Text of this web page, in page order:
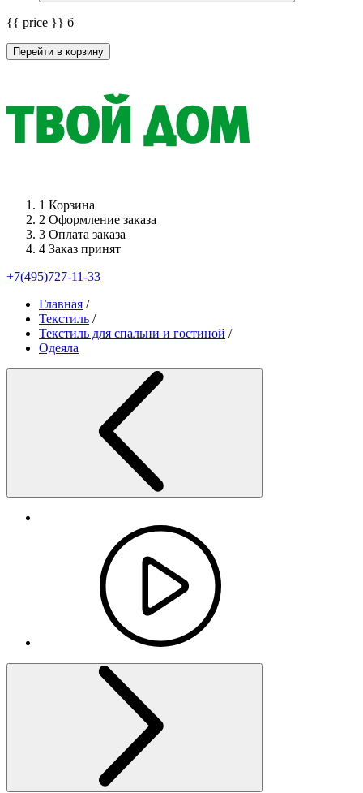
{{ price }} б
Перейти в корзину
1 Корзина
2 Оформление заказа
3 Оплата заказа
4 Заказ принят
+7(495)727-11-33
Главная /
Текстиль /
Текстиль для спальни и гостиной /
Одеяла